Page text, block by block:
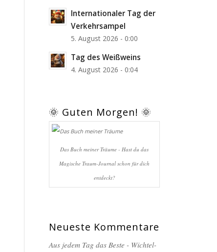
Internationaler Tag der
Verkehrsampel
5. August 2026 - 0:00
Tag des Weißweins
4. August 2026 - 0:04
🌞 Guten Morgen! 🌞
Das Buch meiner Träume - Hast du das
Magische Traum-Journal schon für dich
entdeckt?
Neueste Kommentare
Aus jedem Tag das Beste - Wichtel-